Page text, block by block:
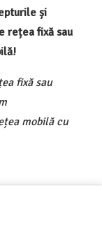
și
rețea fixă sau
fixă sau
mobilă cu